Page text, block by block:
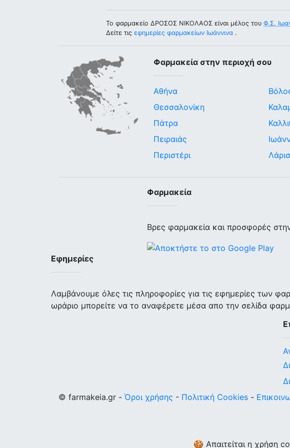
Το φαρμακείο ΔΡΟΣΟΣ ΝΙΚΟΛΑΟΣ είναι μέλος του Φ.Σ.
Δείτε τις εφημερίες φαρμακείων Ιωάννινα .
Φαρμακεία στην περιοχή σου
Αθήνα
Θεσσαλονίκη
Πάτρα
Πειραιάς
Περιστέρι
Φαρμακεία
Βρες φαρμακεία και προσφορές
Εφημερίες
Λαμβάνουμε όλες τις πληροφορίες για τις εφημερίες των
ωράριο μπορείτε να το αναφέρετε μέσα απο την σελίδα
© farmakeia.gr - Όροι χρήσης - Πολιτική Cookies -
🍪 Απαιτείται η χρήση